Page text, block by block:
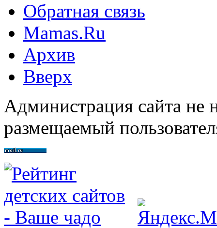
Обратная связь
Mamas.Ru
Архив
Вверх
Администрация сайта не
размещаемый